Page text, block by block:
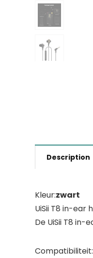
Description
Kleur:zwart
UiSii T8 in-ear
De UiSii T8
Compatibiliteit: